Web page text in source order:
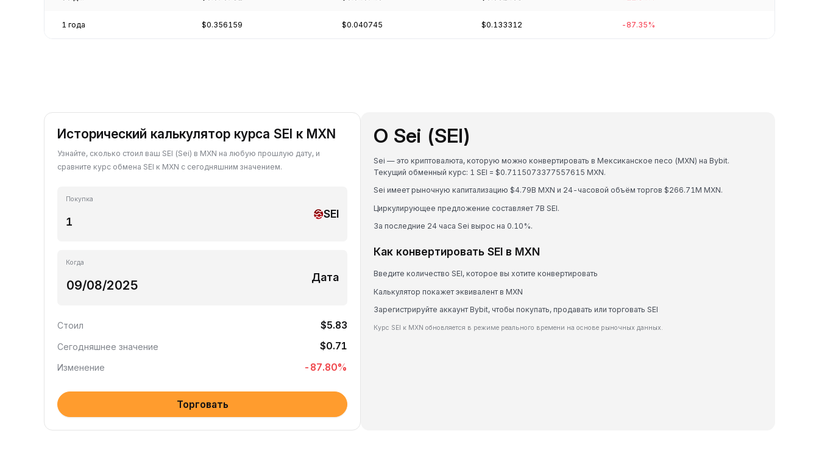
1 года $0.356159 $0.040745 $0.133312 -87.35%
Исторический калькулятор курса SEI к MXN
Узнайте, сколько стоил ваш SEI (Sei) в MXN на любую прошлую дату, и
сравните курс обмена SEI к MXN с сегодняшним значением.
Покупка
SEI
Когда
Дата
Стоил $5.83
Сегодняшнее значение $0.71
Изменение -87.80%
Торговать
О Sei (SEI)
Sei — это криптовалюта, которую можно конвертировать в Мексиканское песо (MXN) на Bybit.
Текущий обменный курс: 1 SEI = $0.7115073377557615 MXN.
Sei имеет рыночную капитализацию $4.79B MXN и 24-часовой объём торгов $266.71M MXN.
Циркулирующее предложение составляет 7B SEI.
За последние 24 часа Sei вырос на 0.10%.
Как конвертировать SEI в MXN
Введите количество SEI, которое вы хотите конвертировать
Калькулятор покажет эквивалент в MXN
Зарегистрируйте аккаунт Bybit, чтобы покупать, продавать или торговать SEI
Курс SEI к MXN обновляется в режиме реального времени на основе рыночных данных.